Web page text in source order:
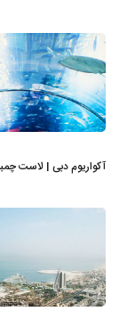
آکواریوم دبی | لاست